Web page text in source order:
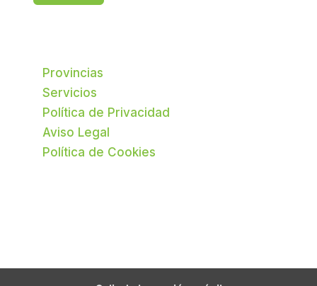
Provincias
Servicios
Política de Privacidad
Aviso Legal
Política de Cookies